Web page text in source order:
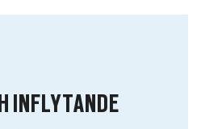
INFLYTANDE